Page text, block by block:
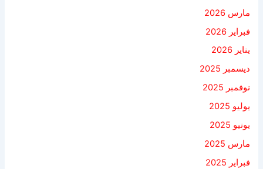
مارس 2026
فبراير 2026
يناير 2026
ديسمبر 2025
نوفمبر 2025
يوليو 2025
يونيو 2025
مارس 2025
فبراير 2025